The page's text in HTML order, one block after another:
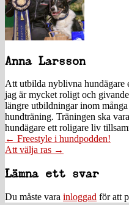
Anna Larsson
Att utbilda nyblivna hundägare
jag är mycket roligt och
längre utbildningar inom
hundträning. Träningen ska
hundägare ett roligare liv
Posts
navigation
← Freestyle i hundpodden!
Att välja ras →
Lämna ett svar
Du måste vara inloggad för att